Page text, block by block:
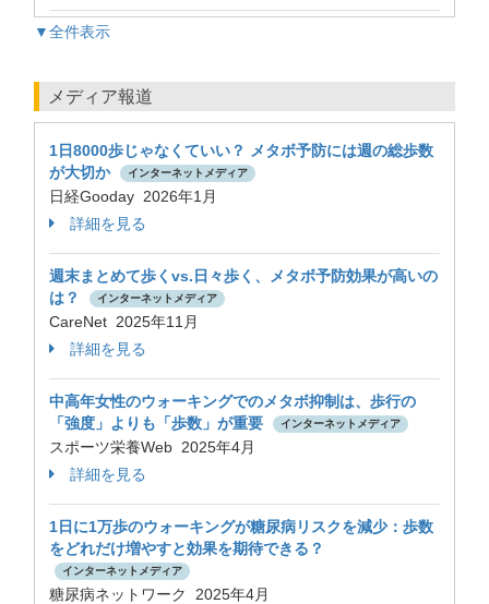
▼全件表示
メディア報道
1日8000歩じゃなくていい？ メタボ予防には週の総歩数
が大切か
インターネットメディア
日経Gooday 2026年1月
詳細を見る
週末まとめて歩くvs.日々歩く、メタボ予防効果が高いの
は？
インターネットメディア
CareNet 2025年11月
詳細を見る
中高年女性のウォーキングでのメタボ抑制は、歩行の
「強度」よりも「歩数」が重要
インターネットメディア
スポーツ栄養Web 2025年4月
詳細を見る
1日に1万歩のウォーキングが糖尿病リスクを減少：歩数
をどれだけ増やすと効果を期待できる？
インターネットメディア
糖尿病ネットワーク 2025年4月